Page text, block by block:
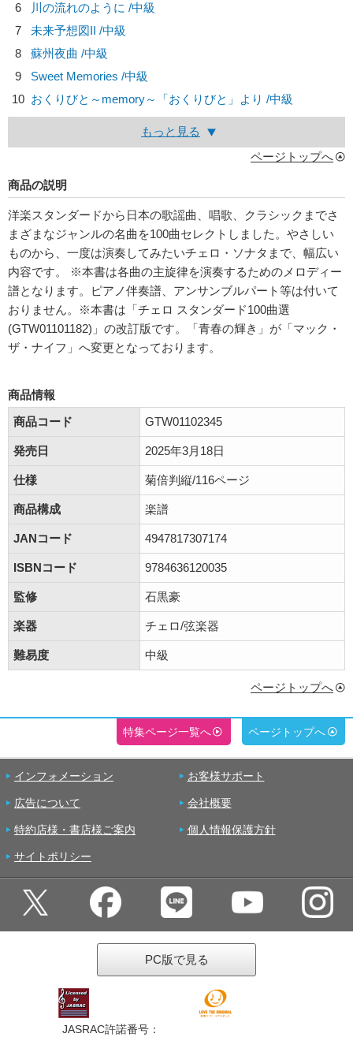
6
川の流れのように /中級
7
未来予想図II /中級
8
蘇州夜曲 /中級
9
Sweet Memories /中級
10 おくりびと～memory～「おくりびと」より /中級
もっと見る
ページトップへ
商品の説明
洋楽スタンダードから日本の歌謡曲、唱歌、クラシックまでさ
まざまなジャンルの名曲を100曲セレクトしました。やさしい
ものから、一度は演奏してみたいチェロ・ソナタまで、幅広い
内容です。 ※本書は各曲の主旋律を演奏するためのメロディー
譜となります。ピアノ伴奏譜、アンサンブルパート等は付いて
おりません。※本書は「チェロ スタンダード100曲選
(GTW01101182)」の改訂版です。「青春の輝き」が「マック・
ザ・ナイフ」へ変更となっております。
商品情報
商品コード
GTW01102345
発売日 2025年3月18日
仕様 菊倍判縦/116ページ
商品構成 楽譜
JANコード 4947817307174
ISBNコード 9784636120035
監修 石黒豪
楽器 チェロ/弦楽器
難易度 中級
ページトップへ
特集ページ一覧へ ページトップへ
インフォメーション お客様サポート
広告について 会社概要
特約店様・書店様ご案内 個人情報保護方針
サイトポリシー
PC版で見る
JASRAC許諾番号：